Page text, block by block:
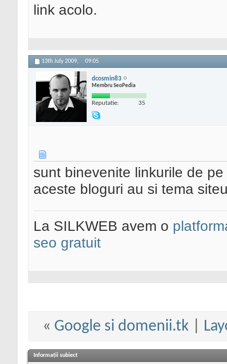
link acolo.
13th July 2009, 09:05
dcosmin83
Membru SeoPedia
Reputatie: 35
sunt binevenite linkurile de
aceste bloguri au si tema
La SILKWEB avem o
seo gratuit
« Google si domenii.tk
Informații subiect